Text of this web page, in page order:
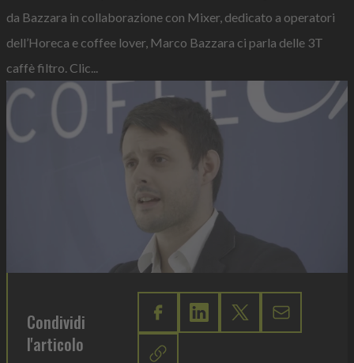
da Bazzara in collaborazione con Mixer, dedicato a operatori
dell’Horeca e coffee lover, Marco Bazzara ci parla delle 3T
caffè filtro. Clic...
Condividi
l'articolo